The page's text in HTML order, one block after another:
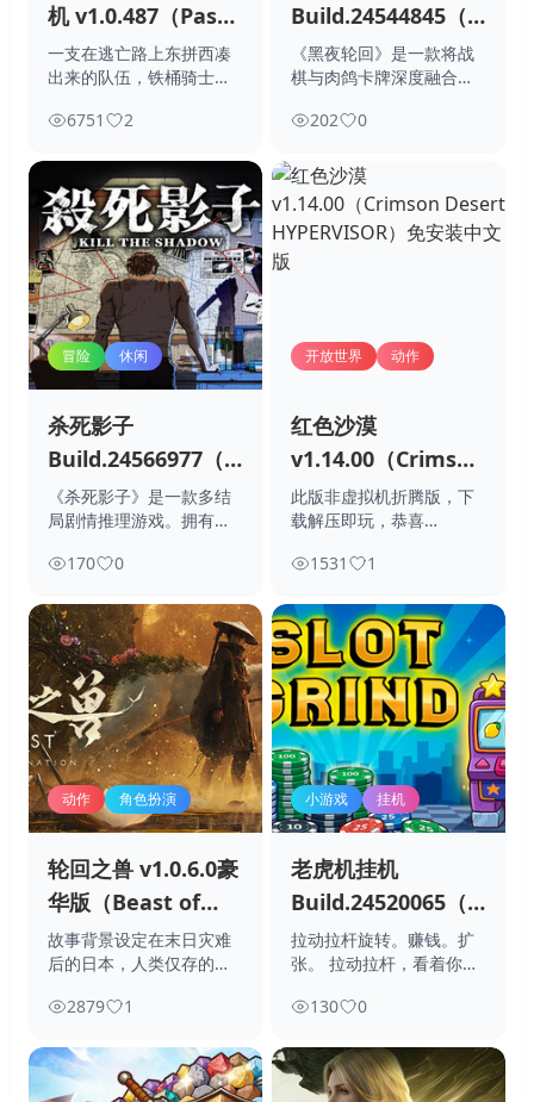
机 v1.0.487（Pass
the Fear）免安装
中文版
一支在逃亡路上东拼西凑
出来的队伍，铁桶骑士，
6751
2
Build.24544845（Re
Night）免安装中文
版
《黑夜轮回》是一款将战
棋与肉鸽卡牌深度融合的
202
0
冒险 休闲
杀死影子
Build.24566977（Kill
The Shadow）免安
装中文版
《杀死影子》是一款多结
局剧情推理游戏。拥有独
170
0
开放世界 动作
红色沙漠
v1.14.00（Crimson
Desert
HYPERVISOR）免
安装中文版
此版非虚拟机折腾版，下
载解压即玩，恭喜
1531
1
动作 角色扮演
轮回之兽 v1.0.6.0豪
华版（Beast of
Reincarnation）免
安装中文版
故事背景设定在末日灾难
后的日本，人类仅存的希
2879
1
小游戏 挂机
老虎机挂机
Build.24520065（Slot
Grind）免安装中文
版
拉动拉杆旋转。赚钱。扩
张。 拉动拉杆，看着你的
130
0